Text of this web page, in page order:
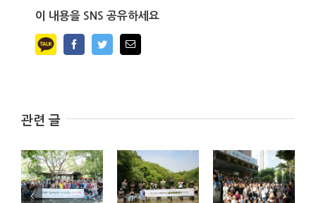
이 내용을 SNS 공유하세요
FacebookTwitterEmail
관련 글